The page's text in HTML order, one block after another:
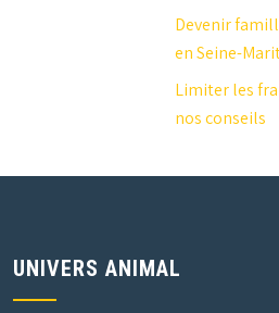
Devenir
en Seine-
Limiter les
nos conseils
UNIVERS ANIMAL